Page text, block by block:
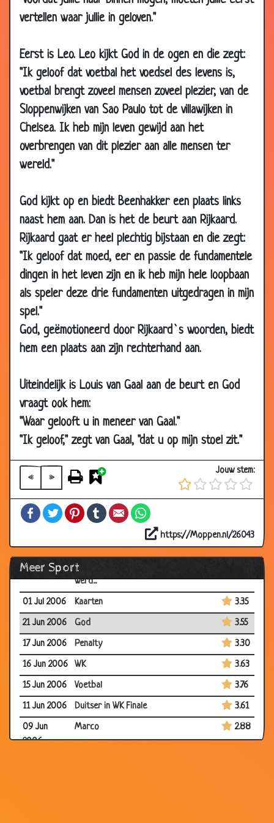
vertellen waar jullie in geloven."
Eerst is Leo. Leo kijkt God in de ogen en die zegt:
"Ik geloof dat voetbal het voedsel des levens is,
voetbal brengt zoveel mensen zoveel plezier, van de
Sloppenwijken van Sao Paulo tot de villawijken in
Chelsea. Ik heb mijn leven gewijd aan het
overbrengen van dit plezier aan alle mensen ter
wereld."
God kijkt op en biedt Beenhakker een plaats links
naast hem aan. Dan is het de beurt aan Rijkaard.
Rijkaard gaat er heel plechtig bijstaan en die zegt:
"Ik geloof dat moed, eer en passie de fundamentele
dingen in het leven zijn en ik heb mijn hele loopbaan
als speler deze drie fundamenten uitgedragen in mijn
spel."
God, geëmotioneerd door Rijkaard`s woorden, biedt
hem een plaats aan zijn rechterhand aan.
Uiteindelijk is Louis van Gaal aan de beurt en God
vraagt ook hem:
"Waar gelooft u in meneer van Gaal."
"Ik geloof," zegt van Gaal, "dat u op mijn stoel zit."
« »
Jouw stem:
FacebookTwitterPinterestTumblrEmail
https://Moppen.nl/26043
Meer Sport
18 Aug 2007
Gelukt?
16 Jul 2007
Slechte slag
3.25
24 May 2007 Slechte golf dag
3.26
11 Nov 2006
Oude auto
3.20
11 Nov 2006
Golfer
3.63
04 Nov
2006
Voetbal
26 Oct
2006
Nieuwe nummer 2.84
10 Oct
2006
Niet voor Ajax 3.14
30 Sep
2006
Gelukt? 3.48
27 Sep 2006
19 Sep
2006
Einstein 2.94
09 Sep
2006
Feyenoord 3.18
09 Sep
2006
5 seconden
31 Aug 2006 Ajax- Feyenoord
2.85
Voetbalstation
3.43
11 Aug 2006
Ajax-supporter
31 Jul 2006
Ajax
11 Jul 2006
Twee jagers
3.32
04 Jul 2006
Waarom Nederland geen kampioen
werd...
01 Jul 2006 Kaarten
3.35
21 Jun 2006
God
3.55
17 Jun 2006
Penalty
3.30
16 Jun 2006
WK
3.63
15 Jun 2006
Voetbal
3.76
11 Jun 2006
Duitser in WK Finale
3.61
09 Jun
2006
Marco 2.88